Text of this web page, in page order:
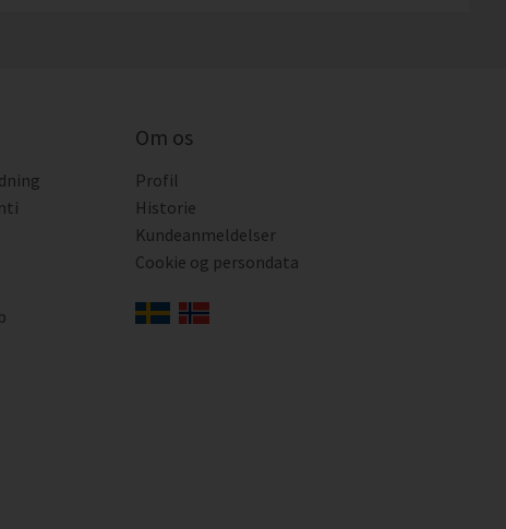
Om os
Profil
Historie
Kundeanmeldelser
Cookie og persondata